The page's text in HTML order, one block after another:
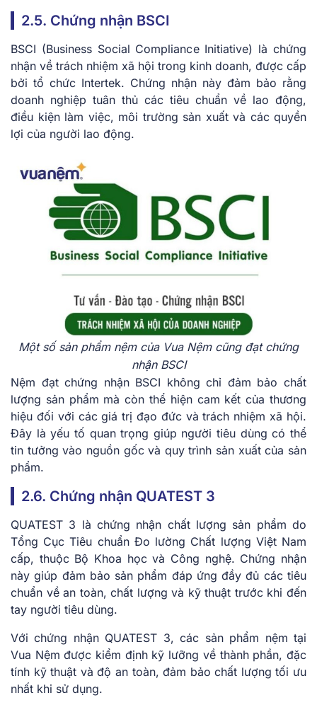
2.5. Chứng nhận BSCI
BSCI (Business Social Compliance Initiative) là chứng
nhận về trách nhiệm xã hội trong kinh doanh, được cấp
bởi tổ chức Intertek. Chứng nhận này đảm bảo rằng
doanh nghiệp tuân thủ các tiêu chuẩn về lao động,
điều kiện làm việc, môi trường sản xuất và các quyền
lợi của người lao động.
Một số sản phẩm nệm của Vua Nệm cũng đạt chứng
nhận BSCI
Nệm đạt chứng nhận BSCI không chỉ đảm bảo chất
lượng sản phẩm mà còn thể hiện cam kết của thương
hiệu đối với các giá trị đạo đức và trách nhiệm xã hội.
Đây là yếu tố quan trọng giúp người tiêu dùng có thể
tin tưởng vào nguồn gốc và quy trình sản xuất của sản
phẩm.
2.6. Chứng nhận QUATEST 3
QUATEST 3 là chứng nhận chất lượng sản phẩm do
Tổng Cục Tiêu chuẩn Đo lường Chất lượng Việt Nam
cấp, thuộc Bộ Khoa học và Công nghệ. Chứng nhận
này giúp đảm bảo sản phẩm đáp ứng đầy đủ các tiêu
chuẩn về an toàn, chất lượng và kỹ thuật trước khi đến
tay người tiêu dùng.
Với chứng nhận QUATEST 3, các sản phẩm nệm tại
Vua Nệm được kiểm định kỹ lưỡng về thành phần, đặc
tính kỹ thuật và độ an toàn, đảm bảo chất lượng tối ưu
nhất khi sử dụng.